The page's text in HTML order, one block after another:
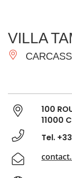
IMPRESCINDIBLES
VILLA
100
11000
Tel.